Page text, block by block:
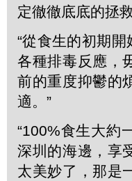
定徹徹底底的拯
“從食生的初期
各種排毒反應，
前的重度抑鬱的
適。”
“100%食生大約
深圳的海邊，享
太美妙了，那是